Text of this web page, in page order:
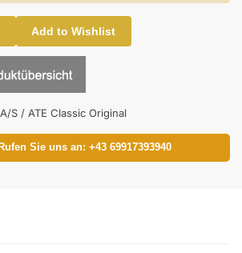
Add to Wishlist
S / ATE Classic Original
Sie uns an: +43 69917393940